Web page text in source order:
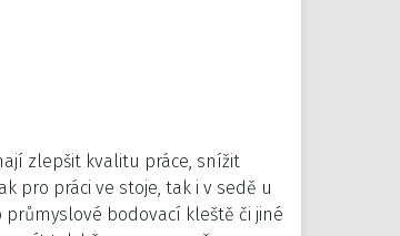
zlepšit kvalitu práce, snížit
pro práci ve stoje, tak i v sedě u
bodovací kleště či jiné